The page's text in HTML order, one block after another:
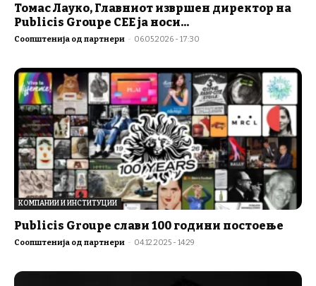
Томас Лауко, Главниот извршен директор на
Publicis Groupe CEE ја носи...
Соопштенија од партнери - 06.05.2026 - 17:30
КОМПАНИИ И ИНСТИТУЦИИ
Publicis Groupe слави 100 години постоење
Соопштенија од партнери - 04.12.2025 - 14:29